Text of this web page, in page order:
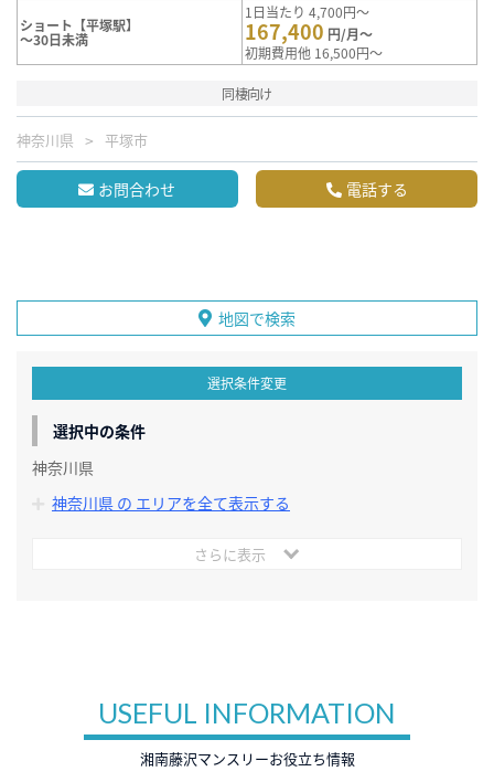
ショート【平塚駅】
～30日未満
1日当たり 4,700円～
167,400 円/月～
初期費用他 16,500円～
同棲向け
神奈川県 平塚市
お問合わせ 電話する
地図で検索
選択条件変更
選択中の条件
神奈川県
神奈川県 の エリアを全て表示する
さらに表示
USEFUL INFORMATION
湘南藤沢マンスリーお役立ち情報